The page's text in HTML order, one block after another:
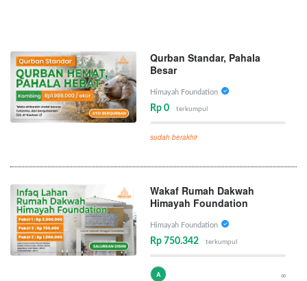
Qurban Standar, Pahala
Besar
Himayah Foundation
Rp 0 terkumpul
sudah berakhir
Wakaf Rumah Dakwah
Himayah Foundation
Himayah Foundation
Rp 750.342 terkumpul
A ∞